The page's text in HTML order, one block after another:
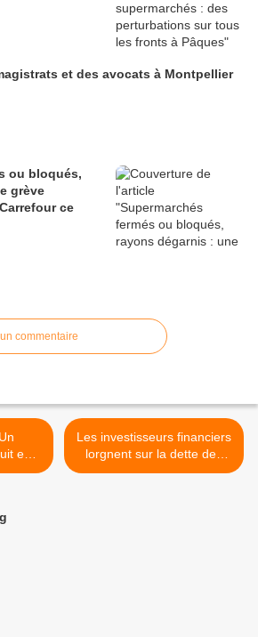
et des avocats à Montpellier
ou bloqués,
grève
ce
commentaire
en
qui
Les investisseurs financiers
lorgnent sur la dette des
pays d’Afrique >